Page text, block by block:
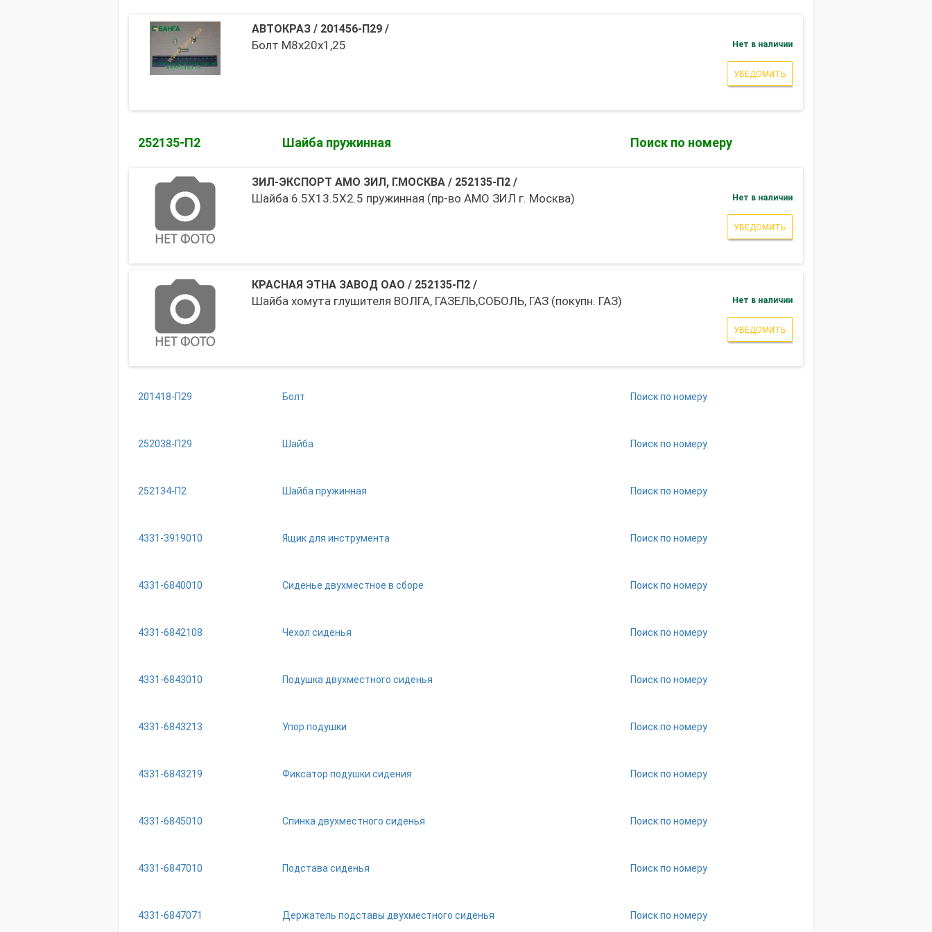
АВТОКРАЗ/ 201456-П29/
Болт М8х20х1,25 Нет в наличии
УВЕДОМИТЬ
252135-П2 Шайба пружинная Поиск по номеру
ЗИЛ-ЭКСПОРТ АМО ЗИЛ, Г.МОСКВА/ 252135-П2/
Шайба 6.5Х13.5Х2.5 пружинная (пр-во АМО ЗИЛ г. Москва) Нет в наличии
УВЕДОМИТЬ
КРАСНАЯ ЭТНА ЗАВОД ОАО / 252135-П2/
Шайба хомута глушителя ВОЛГА, ГАЗЕЛЬ,СОБОЛЬ, ГАЗ (покупн. ГАЗ) Нет в наличии
УВЕДОМИТЬ
201418-П29 Болт Поиск по номеру
252038-П29 Шайба Поиск по номеру
252134-П2 Шайба пружинная Поиск по номеру
4331-3919010 Ящик для инструмента Поиск по номеру
4331-6840010 Сиденье двухместное в сборе Поиск по номеру
4331-6842108 Чехол сиденья Поиск по номеру
4331-6843010 Подушка двухместного сиденья Поиск по номеру
4331-6843213 Упор подушки Поиск по номеру
4331-6843219 Фиксатор подушки сидения Поиск по номеру
4331-6845010 Спинка двухместного сиденья Поиск по номеру
4331-6847010 Подстава сиденья Поиск по номеру
4331-6847071 Держатель подставы двухместного сиденья Поиск по номеру